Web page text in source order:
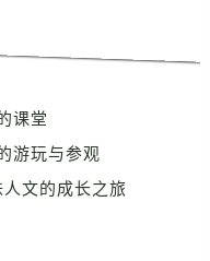
课堂
游玩与参观
文的成长之旅